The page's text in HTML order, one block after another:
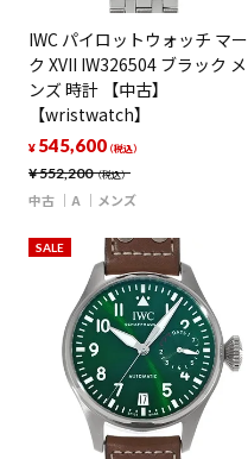
IWC パイロットウォッチ マー
ク XVII IW326504 ブラック メ
ンズ 時計 【中古】
【wristwatch】
¥552,200（税込）
¥ 545,600（税込）
中古 A メンズ
SALE